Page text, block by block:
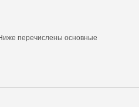
перечислены основные